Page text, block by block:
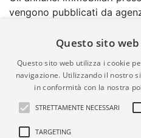
vengono pubblicati da
comporta l'approvazione o
garanzia da parte di
quindi non è responsabile
correttezza, della
materia di privacy e/o di
suddetti annunci.
Questo sito
Questo sito web utilizza i cookie
navigazione. Utilizzando il nostro
in conformità con la nostra
STRETTAMENTE NECESSARI
TARGETING